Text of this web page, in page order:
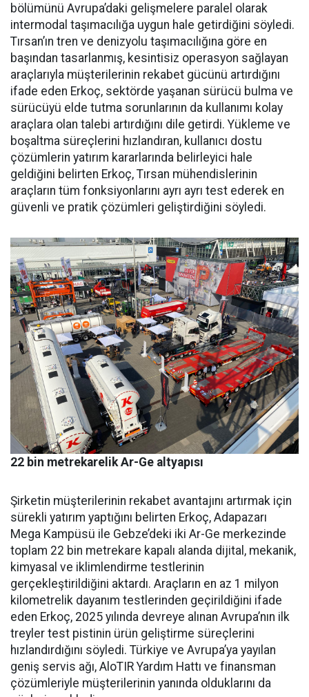
bölümü­nü Avrupa’daki gelişmelere para­lel olarak
intermodal taşımacılı­ğa uygun hale getirdiğini söyledi.
Tırsan’ın tren ve denizyolu taşı­macılığına göre en
başından ta­sarlanmış, kesintisiz operasyon sağlayan
araçlarıyla müşterile­rinin rekabet gücünü artırdığını
ifade eden Erkoç, sektörde yaşa­nan sürücü bulma ve
sürücüyü el­de tutma sorunlarının da kullanı­mı kolay
araçlara olan talebi ar­tırdığını dile getirdi. Yükleme ve
boşaltma süreçlerini hızlandıran, kullanıcı dostu
çözümlerin yatı­rım kararlarında belirleyici hale
geldiğini belirten Erkoç, Tırsan mühendislerinin
araçların tüm fonksiyonlarını ayrı ayrı test ede­rek en
güvenli ve pratik çözümleri geliştirdiğini söyledi.
22 bin metrekarelik Ar-Ge altyapısı
Şirketin müşterilerinin reka­bet avantajını artırmak için
sü­rekli yatırım yaptığını belirten Erkoç, Adapazarı
Mega Kampü­sü ile Gebze’deki iki Ar-Ge mer­kezinde
toplam 22 bin metreka­re kapalı alanda dijital, mekanik,
kimyasal ve iklimlendirme test­lerinin
gerçekleştirildiğini ak­tardı. Araçların en az 1 milyon
kilometrelik dayanım testlerin­den geçirildiğini ifade
eden Er­koç, 2025 yılında devreye alınan Avrupa’nın ilk
treyler test pisti­nin ürün geliştirme süreçlerini
hızlandırdığını söyledi. Türkiye ve Avrupa’ya yayılan
geniş ser­vis ağı, AloTIR Yardım Hattı ve finansman
çözümleriyle müşte­rilerinin yanında olduklarını da